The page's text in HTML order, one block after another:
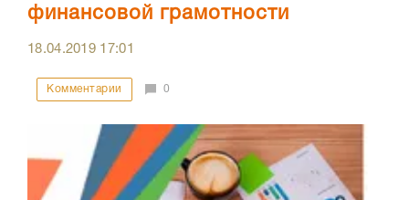
финансовой грамотности
18.04.2019 17:01
Комментарии 0